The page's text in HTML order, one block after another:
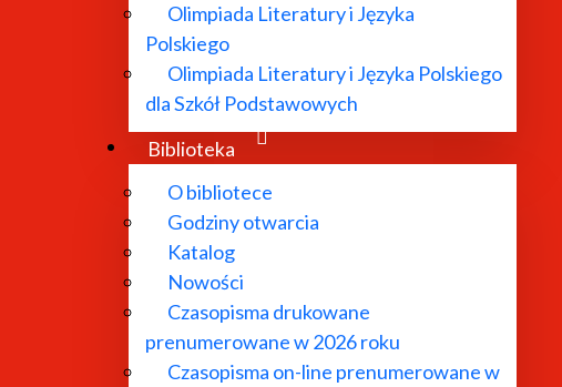
Olimpiada Literatury i Języka
Polskiego
Olimpiada Literatury i Języka Polskiego
dla Szkół Podstawowych
Biblioteka
O bibliotece
Godziny otwarcia
Katalog
Nowości
Czasopisma drukowane
prenumerowane w 2026 roku
Czasopisma on-line prenumerowane w